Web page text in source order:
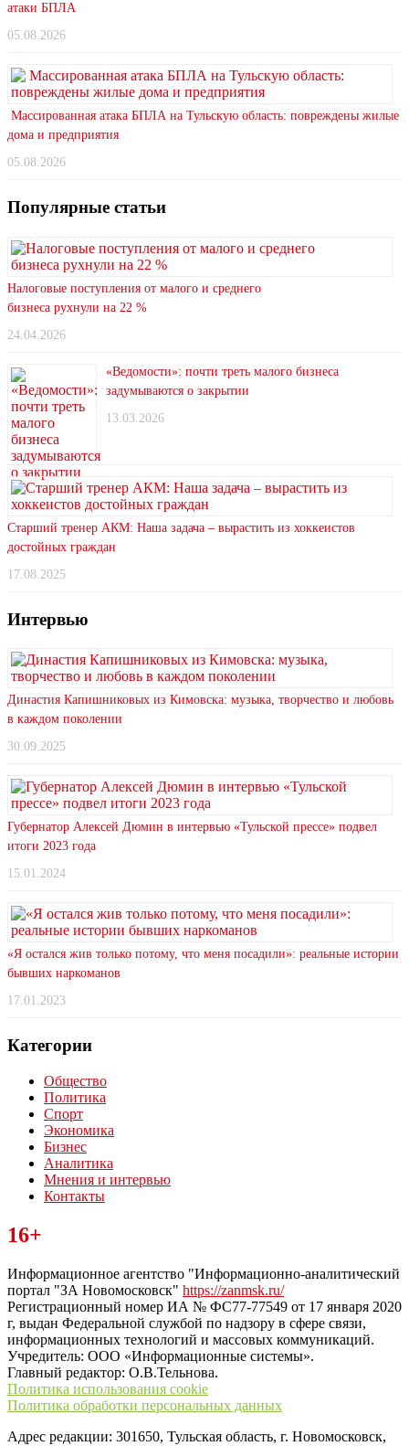
атаки БПЛА
05.08.2026
Массированная атака БПЛА на Тульскую область: повреждены жилые
дома и предприятия
05.08.2026
Популярные статьи
Налоговые поступления от малого и среднего
бизнеса рухнули на 22 %
24.04.2026
«Ведомости»: почти треть малого бизнеса
задумываются о закрытии
13.03.2026
Старший тренер АКМ: Наша задача – вырастить из хоккеистов
достойных граждан
17.08.2025
Интервью
Династия Капишниковых из Кимовска: музыка, творчество и любовь
в каждом поколении
30.09.2025
Губернатор Алексей Дюмин в интервью «Тульской прессе» подвел
итоги 2023 года
15.01.2024
«Я остался жив только потому, что меня посадили»: реальные истории
бывших наркоманов
17.01.2023
Категории
Общество
Политика
Спорт
Экономика
Бизнес
Аналитика
Мнения и интервью
Контакты
Читайте последние новости дня в Тульской области на сайте
“ЗаНовомосковск”
16+
Информационное агентство "Информационно-аналитический
портал "ЗА Новомосковск" https://zanmsk.ru/
Регистрационный номер ИА № ФС77-77549 от 17 января 2020
г, выдан Федеральной службой по надзору в сфере связи,
информационных технологий и массовых коммуникаций.
Учредитель: ООО «Информационные системы».
Главный редактор: О.В.Тельнова.
Политика использования cookie
Политика обработки персональных данных
Адрес редакции: 301650, Тульская область, г. Новомосковск,